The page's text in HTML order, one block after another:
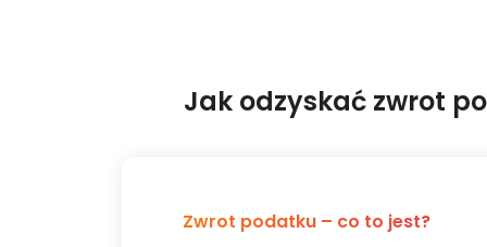
Jak odzyskać zwrot
Zwrot podatku – co to jest?